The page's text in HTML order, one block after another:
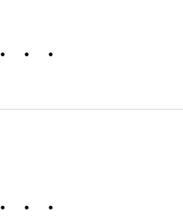
・・・
・・・